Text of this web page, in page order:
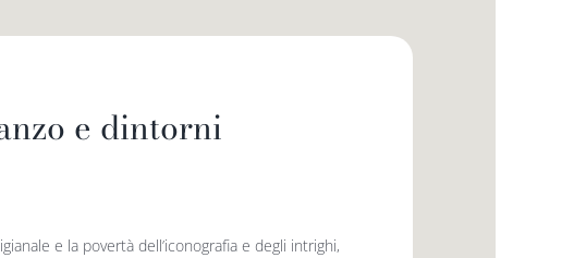
e dintorni
e la povertà dell’iconografia e degli intrighi,